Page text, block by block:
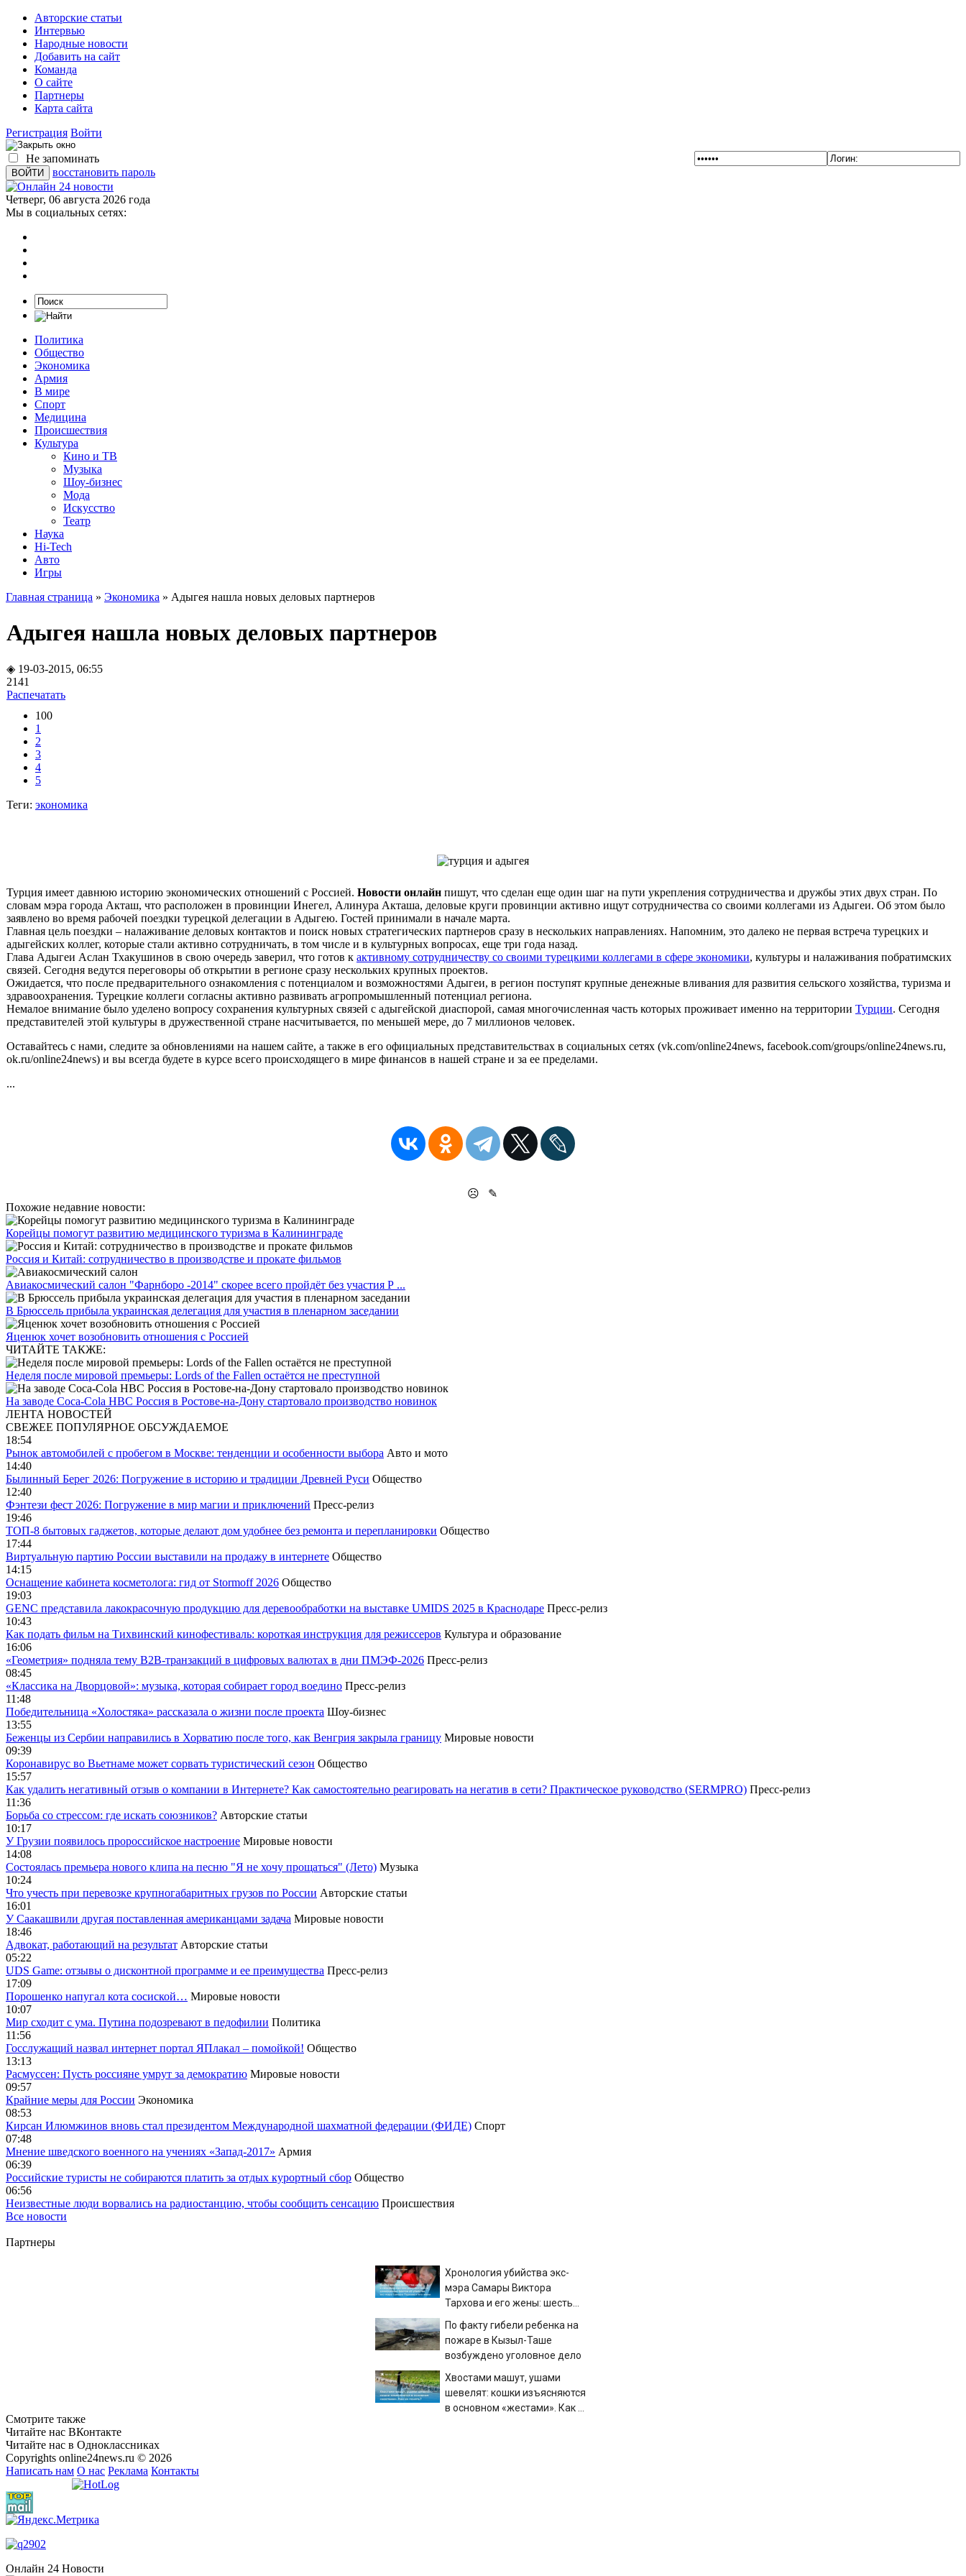
Авторские статьи
Интервью
Народные новости
Добавить на сайт
Команда
О сайте
Партнеры
Карта сайта
Регистрация Войти
Не запоминать
восстановить пароль
Четверг, 06 августа 2026 года
Мы в социальных сетях:
Политика
Общество
Экономика
Армия
В мире
Спорт
Медицина
Происшествия
Культура
Кино и ТВ
Музыка
Шоу-бизнес
Мода
Искусство
Театр
Наука
Hi-Tech
Авто
Игры
Главная страница » Экономика » Адыгея нашла новых деловых партнеров
Адыгея нашла новых деловых партнеров
◈ 19-03-2015, 06:55
2141
Распечатать
100
1
2
3
4
5
Теги: экономика
Турция имеет давнюю историю экономических отношений с Россией. Новости онлайн пишут, что сделан еще один шаг на пути укрепления сотрудничества и дружбы этих двух стран. По
словам мэра города Акташ, что расположен в провинции Инегел, Алинура Акташа, деловые круги провинции активно ищут сотрудничества со своими коллегами из Адыгеи. Об этом было
заявлено во время рабочей поездки турецкой делегации в Адыгею. Гостей принимали в начале марта.
Главная цель поездки – налаживание деловых контактов и поиск новых стратегических партнеров сразу в нескольких направлениях. Напомним, это далеко не первая встреча турецких и
адыгейских коллег, которые стали активно сотрудничать, в том числе и в культурных вопросах, еще три года назад.
Глава Адыгеи Аслан Тхакушинов в свою очередь заверил, что готов к активному сотрудничеству со своими турецкими коллегами в сфере экономики, культуры и налаживания побратимских
связей. Сегодня ведутся переговоры об открытии в регионе сразу нескольких крупных проектов.
Ожидается, что после предварительного ознакомления с потенциалом и возможностями Адыгеи, в регион поступят крупные денежные вливания для развития сельского хозяйства, туризма и
здравоохранения. Турецкие коллеги согласны активно развивать агропромышленный потенциал региона.
Немалое внимание было уделено вопросу сохранения культурных связей с адыгейской диаспорой, самая многочисленная часть которых проживает именно на территории Турции. Сегодня
представителей этой культуры в дружественной стране насчитывается, по меньшей мере, до 7 миллионов человек.
Оставайтесь с нами, следите за обновлениями на нашем сайте, а также в его официальных представительствах в социальных сетях (vk.com/online24news, facebook.com/groups/online24news.ru,
ok.ru/online24news) и вы всегда будете в курсе всего происходящего в мире финансов в нашей стране и за ее пределами.
...
☹
✎
Похожие недавние новости:
Корейцы помогут развитию медицинского туризма в Калининграде
Россия и Китай: сотрудничество в производстве и прокате фильмов
Авиакосмический салон "Фарнборо -2014" скорее всего пройдёт без участия Р ...
В Брюссель прибыла украинская делегация для участия в пленарном заседании
Яценюк хочет возобновить отношения с Россией
ЧИТАЙТЕ ТАКЖЕ:
Неделя после мировой премьеры: Lords of the Fallen остаётся не преступной
На заводе Coca-Cola HBC Россия в Ростове-на-Дону стартовало производство новинок
ЛЕНТА НОВОСТЕЙ
СВЕЖЕЕ ПОПУЛЯРНОЕ ОБСУЖДАЕМОЕ
18:54
Рынок автомобилей с пробегом в Москве: тенденции и особенности выбора Авто и мото
14:40
Былинный Берег 2026: Погружение в историю и традиции Древней Руси Общество
12:40
Фэнтези фест 2026: Погружение в мир магии и приключений Пресс-релиз
19:46
ТОП-8 бытовых гаджетов, которые делают дом удобнее без ремонта и перепланировки Общество
17:44
Виртуальную партию России выставили на продажу в интернете Общество
14:15
Оснащение кабинета косметолога: гид от Stormoff 2026 Общество
19:03
GENC представила лакокрасочную продукцию для деревообработки на выставке UMIDS 2025 в Краснодаре Пресс-релиз
10:43
Как подать фильм на Тихвинский кинофестиваль: короткая инструкция для режиссеров Культура и образование
16:06
«Геометрия» подняла тему B2B-транзакций в цифровых валютах в дни ПМЭФ-2026 Пресс-релиз
08:45
«Классика на Дворцовой»: музыка, которая собирает город воедино Пресс-релиз
11:48
Победительница «Холостяка» рассказала о жизни после проекта Шоу-бизнес
13:55
Беженцы из Сербии направились в Хорватию после того, как Венгрия закрыла границу Мировые новости
09:39
Коронавирус во Вьетнаме может сорвать туристический сезон Общество
15:57
Как удалить негативный отзыв о компании в Интернете? Как самостоятельно реагировать на негатив в сети? Практическое руководство (SERMPRO) Пресс-релиз
11:36
Борьба со стрессом: где искать союзников? Авторские статьи
10:17
У Грузии появилось пророссийское настроение Мировые новости
14:08
Cостоялась премьера нового клипа на песню "Я не хочу прощаться" (Лето) Музыка
10:24
Что учесть при перевозке крупногабаритных грузов по России Авторские статьи
16:01
У Саакашвили другая поставленная американцами задача Мировые новости
18:46
Адвокат, работающий на результат Авторские статьи
05:22
UDS Game: отзывы о дисконтной программе и ее преимущества Пресс-релиз
17:09
Порошенко напугал кота сосиской… Мировые новости
10:07
Мир сходит с ума. Путина подозревают в педофилии Политика
11:56
Госслужащий назвал интернет портал ЯПлакал – помойкой! Общество
13:13
Расмуссен: Пусть россияне умрут за демократию Мировые новости
09:57
Крайние меры для России Экономика
08:53
Кирсан Илюмжинов вновь стал президентом Международной шахматной федерации (ФИДЕ) Спорт
07:48
Мнение шведского военного на учениях «Запад-2017» Армия
06:39
Российские туристы не собираются платить за отдых курортный сбор Общество
06:56
Неизвестные люди ворвались на радиостанцию, чтобы сообщить сенсацию Происшествия
Все новости
Партнеры
Хронология убийства экс-
мэра Самары Виктора
Тархова и его жены: шесть
шокирующих фактов, новые
подробности
По факту гибели ребенка на
пожаре в Кызыл-Таше
возбуждено уголовное дело
Хвостами машут, ушами
шевелят: кошки изъясняются
в основном «жестами». Как их
Смотрите также
Читайте нас ВКонтакте
Читайте нас в Одноклассниках
Copyrights online24news.ru © 2026
Написать нам О нас Реклама Контакты
Онлайн 24 Новости